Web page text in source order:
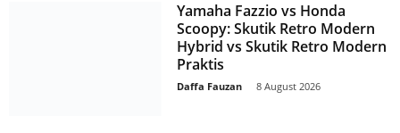
Yamaha Fazzio vs Honda
Scoopy: Skutik Retro Modern
Hybrid vs Skutik Retro Modern
Praktis
Daffa Fauzan 8 August 2026